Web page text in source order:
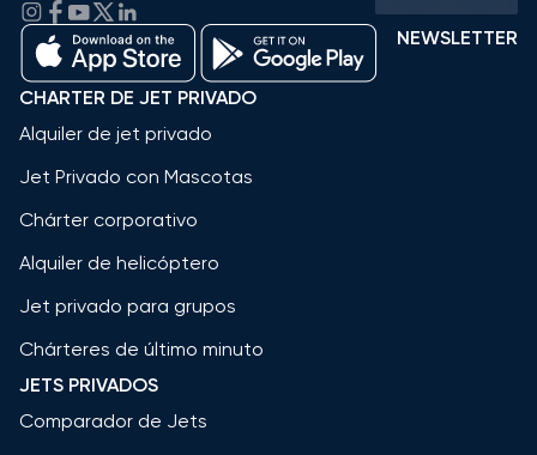
NEWSLETTER
CHARTER DE JET PRIVADO
Alquiler de jet privado
Jet Privado con Mascotas
Chárter corporativo
Alquiler de helicóptero
Jet privado para grupos
Chárteres de último minuto
JETS PRIVADOS
Comparador de Jets